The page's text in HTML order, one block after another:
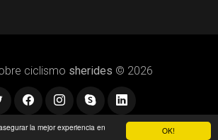
OK!
la mejor experiencia en
ciclismo sherides © 2026